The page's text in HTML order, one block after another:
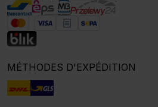
MÉTHODES D'EXPÉDITION